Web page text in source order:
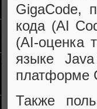
GigaCode,
кода (AI
(AI-оценка
языке
платформе
Также